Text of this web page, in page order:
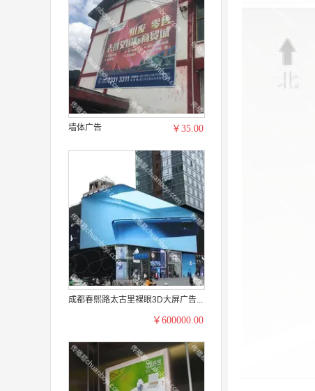
墙体广告 ￥35.00
成都春熙路太古里裸眼3D大屏广告...
￥600000.00